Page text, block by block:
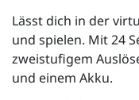
Lässt dich in der
und spielen. Mit 24
zweistufigem
und einem Akku.